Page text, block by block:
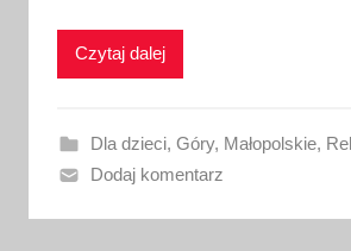
w
n
o
Czytaj dalej
Dla dzieci, Góry, Małopolskie,
Dodaj komentarz